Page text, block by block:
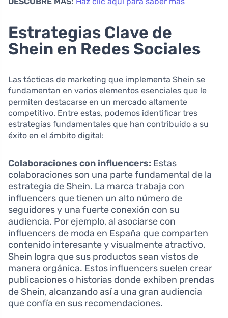
Estrategias Clave de
Shein en Redes Sociales
Las tácticas de marketing que implementa Shein se
fundamentan en varios elementos esenciales que le
permiten destacarse en un mercado altamente
competitivo. Entre estas, podemos identificar tres
estrategias fundamentales que han contribuido a su
éxito en el ámbito digital:
Colaboraciones con influencers: Estas
colaboraciones son una parte fundamental de la
estrategia de Shein. La marca trabaja con
influencers que tienen un alto número de
seguidores y una fuerte conexión con su
audiencia. Por ejemplo, al asociarse con
influencers de moda en España que comparten
contenido interesante y visualmente atractivo,
Shein logra que sus productos sean vistos de
manera orgánica. Estos influencers suelen crear
publicaciones o historias donde exhiben prendas
de Shein, alcanzando así a una gran audiencia
que confía en sus recomendaciones.